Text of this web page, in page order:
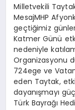
Milletvekili
MesajMHP
geçtiğimiz
Katmer Günü
nedeniyle
Organizasyonu
724ege ve
eden Taytak,
dayanışmayı
Türk Bayrağı